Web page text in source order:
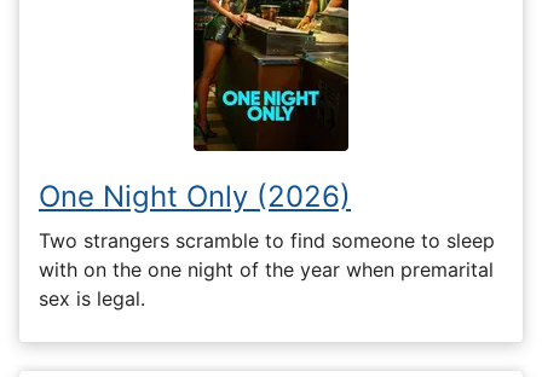
One Night Only (2026)
Two strangers scramble to find someone to sleep
with on the one night of the year when premarital
sex is legal.